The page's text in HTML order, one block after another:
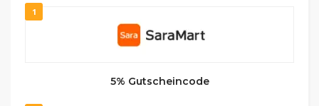
1
5% Gutscheincode